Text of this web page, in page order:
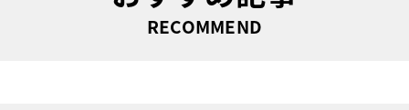
RECOMMEND